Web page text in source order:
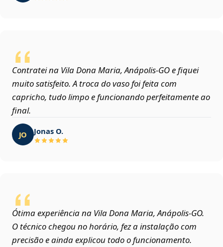
Contratei na Vila Dona Maria, Anápolis‑GO e fiquei
muito satisfeito. A troca do vaso foi feita com
capricho, tudo limpo e funcionando perfeitamente ao
final.
JO Jonas O.
Ótima experiência na Vila Dona Maria, Anápolis‑GO.
O técnico chegou no horário, fez a instalação com
precisão e ainda explicou todo o funcionamento.